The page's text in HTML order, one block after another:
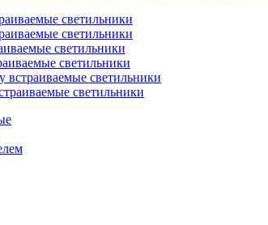
светильники
светильники
светильники
светильники
встраиваемые светильники
светильники